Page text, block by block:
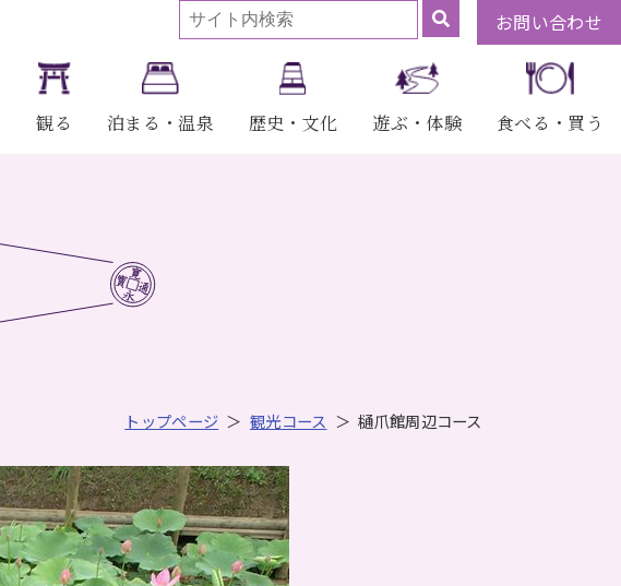
観る 泊まる・温泉 歴史・文化 遊ぶ・体験 食べる・買う
お問い合わせ
トップページ 観光コース 樋爪館周辺コース